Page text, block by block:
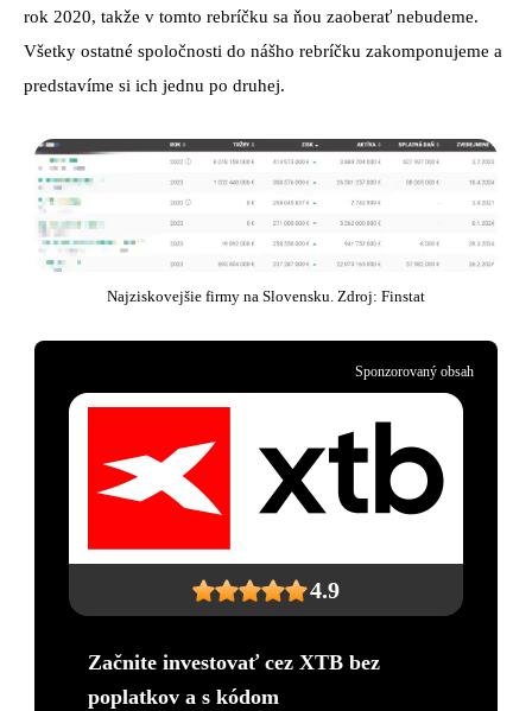
rok 2020, takže v tomto rebríčku sa ňou zaoberať nebudeme.
Všetky ostatné spoločnosti do nášho rebríčku zakomponujeme a
predstavíme si ich jednu po druhej.
Najziskovejšie firmy na Slovensku. Zdroj: Finstat
4.9
Začnite investovať cez XTB bez
poplatkov a s kódom
Sponzorovaný obsah